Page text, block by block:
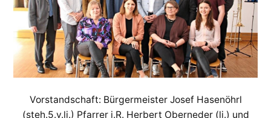
Vorstandschaft: Bürgermeister Josef Hasenöhrl
(steh.5.v.li.) Pfarrer i.R. Herbert Oberneder (li.) und